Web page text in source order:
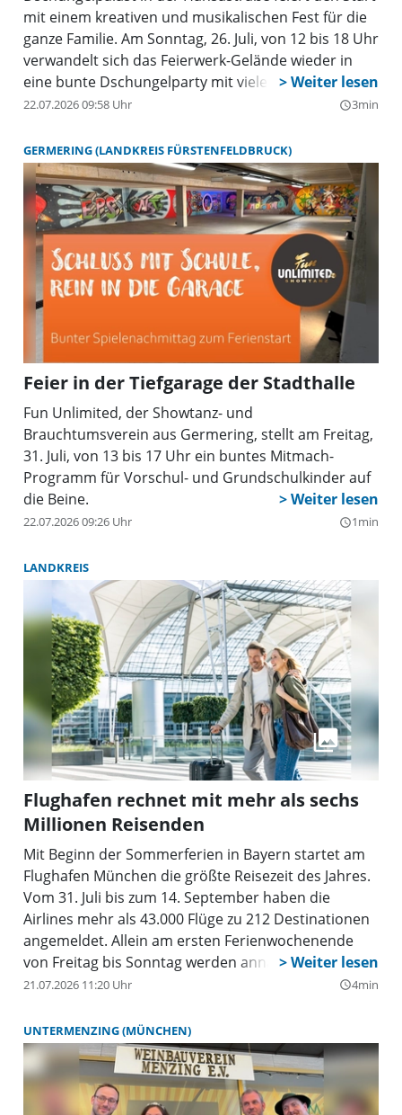
mit einem kreativen und musikalischen Fest für die
ganze Familie. Am Sonntag, 26. Juli, von 12 bis 18 Uhr
verwandelt sich das Feierwerk-Gelände wieder in
eine bunte Dschungelparty mit vielen Mitmach-
Aktionen, Live-Musik, Biergarten-Schmankerln und
und Klein.
22.07.2026 09:58 Uhr query_builder3min
GERMERING (LANDKREIS FÜRSTENFELDBRUCK)
Feier in der Tiefgarage der Stadthalle
Fun Unlimited, der Showtanz- und
Brauchtumsverein aus Germering, stellt am Freitag,
31. Juli, von 13 bis 17 Uhr ein buntes Mitmach-
Programm für Vorschul- und Grundschulkinder auf
die Beine.
22.07.2026 09:26 Uhr query_builder1min
LANDKREIS
Flughafen rechnet mit mehr als sechs
Millionen Reisenden
Mit Beginn der Sommerferien in Bayern startet am
Flughafen München die größte Reisezeit des Jahres.
Vom 31. Juli bis zum 14. September haben die
Airlines mehr als 43.000 Flüge zu 212 Destinationen
angemeldet. Allein am ersten Ferienwochenende
von Freitag bis Sonntag werden annähernd 2.800
Starts und Landungen mit bis zu 390.000
Münchner Flughafen in dieser Zeit mit
voraussichtlich mehr als sechs Millionen Reisenden.
21.07.2026 11:20 Uhr query_builder4min
UNTERMENZING (MÜNCHEN)